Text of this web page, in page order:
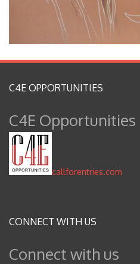
Contacto
C4E OPPORTUNITIES
C4E Opportunities
callforentries.com
CONNECT WITH US
Connect with us